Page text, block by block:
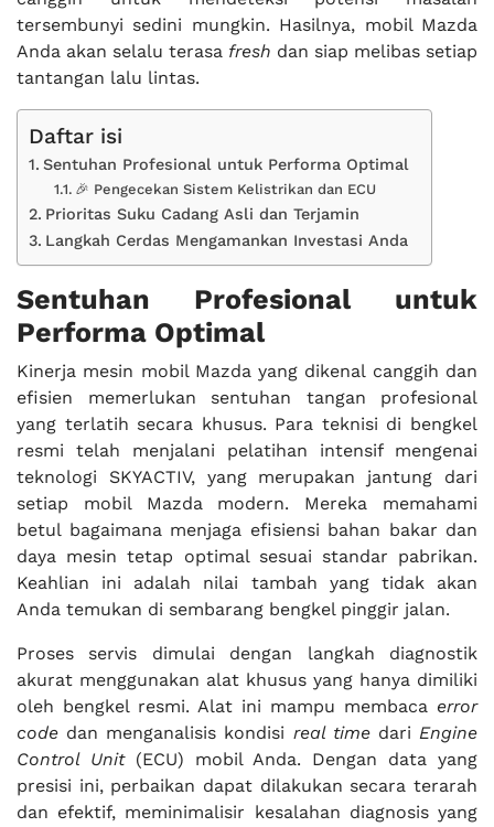
tersembunyi sedini mungkin. Hasilnya, mobil Mazda
Anda akan selalu terasa fresh dan siap melibas setiap
tantangan lalu lintas.
Daftar isi
Sentuhan Profesional untuk Performa Optimal
🎉 Pengecekan Sistem Kelistrikan dan ECU
Prioritas Suku Cadang Asli dan Terjamin
Langkah Cerdas Mengamankan Investasi Anda
Sentuhan Profesional untuk
Performa Optimal
Kinerja mesin mobil Mazda yang dikenal canggih dan
efisien memerlukan sentuhan tangan profesional
yang terlatih secara khusus. Para teknisi di bengkel
resmi telah menjalani pelatihan intensif mengenai
teknologi SKYACTIV, yang merupakan jantung dari
setiap mobil Mazda modern. Mereka memahami
betul bagaimana menjaga efisiensi bahan bakar dan
daya mesin tetap optimal sesuai standar pabrikan.
Keahlian ini adalah nilai tambah yang tidak akan
Anda temukan di sembarang bengkel pinggir jalan.
Proses servis dimulai dengan langkah diagnostik
akurat menggunakan alat khusus yang hanya dimiliki
oleh bengkel resmi. Alat ini mampu membaca error
code dan menganalisis kondisi real timedariEngine
Control Unit(ECU) mobil Anda. Dengan data yang
presisi ini, perbaikan dapat dilakukan secara terarah
dan efektif, meminimalisir kesalahan diagnosis yang